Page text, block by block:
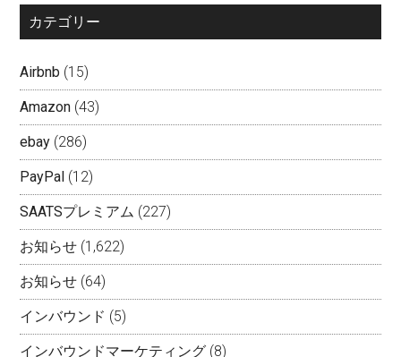
カテゴリー
Airbnb (15)
Amazon (43)
ebay (286)
PayPal (12)
SAATSプレミアム (227)
お知らせ (1,622)
お知らせ (64)
インバウンド (5)
インバウンドマーケティング (8)